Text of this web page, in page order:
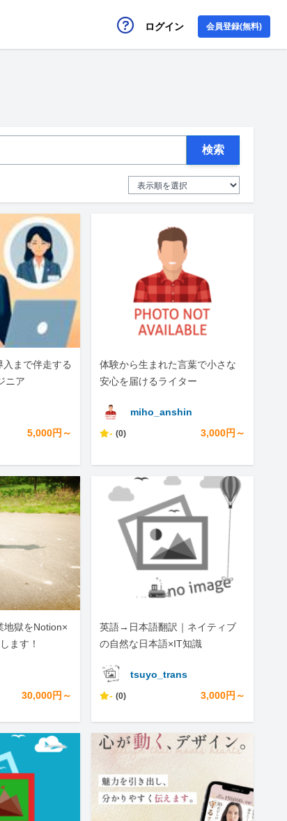
ログイン 会員登録(無料)
検索
まで伴走する
ニア
5,000円～
体験から生まれた言葉で小さな
安心を届けるライター
miho_anshin
- (0) 3,000円～
地獄をNotion×
ます！
30,000円～
英語→日本語翻訳｜ネイティブ
の自然な日本語×IT知識
tsuyo_trans
- (0) 3,000円～